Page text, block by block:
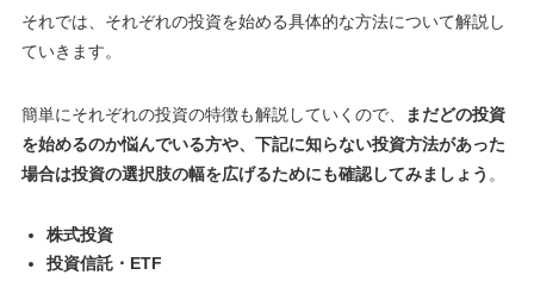
それでは、それぞれの投資を始める具体的な方法について解説し
ていきます。
簡単にそれぞれの投資の特徴も解説していくので、
まだどの投資
を始めるのか悩んでいる方や、下記に知らない投資方法があった
場合は投資の選択肢の幅を広げるためにも確認してみましょう 。
株式投資
投資信託・ETF